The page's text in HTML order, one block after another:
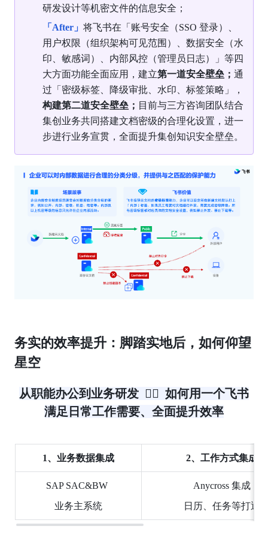
研发设计等机密文件的信息安全；
「After」 将飞书在「账号安全（SSO 登录）、
用户权限（组织架构可见范围）、数据安全（水
印、敏感词）、内部风控（管理员日志）」等四
大方面功能全面应用，建立第一道安全壁垒； 通
过「密级标签、降级审批、水印、标签策略」，
构建第二道安全壁垒； 目前与三方咨询团队结合
集创业务共同搭建文档密级的合理化设置，进一
步进行业务宣贯，全面提升集创知识安全壁垒。
务实的效率提升：脚踏实地后，如何仰望
星空
从职能办公到业务研发  👉🏻  如何用一个飞书
满足日常工作需要、全面提升效率
1、业务数据集成 2、工作方式集成
SAP SAC&BW
业务主系统
Anycross 集成
日历、任务等打通